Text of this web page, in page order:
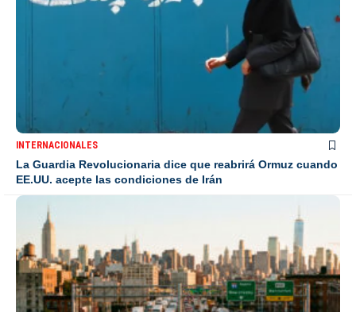
INTERNACIONALES
La Guardia Revolucionaria dice que reabrirá Ormuz cuando
EE.UU. acepte las condiciones de Irán